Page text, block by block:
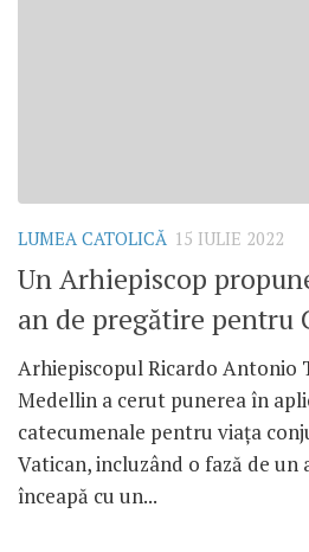
LUMEA CATOLICĂ 15 IULIE 2022
Un Arhiepiscop
an de pregătire pentru
Arhiepiscopul Ricardo Antonio
Medellin a cerut punerea în
catecumenale pentru viața
Vatican, incluzând o fază de un
înceapă cu un...